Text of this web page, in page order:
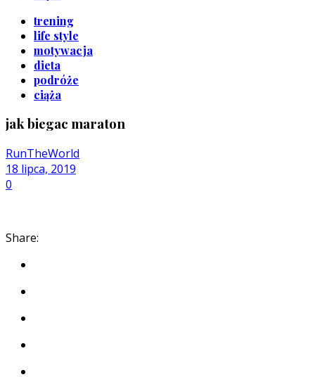
trening
life style
motywacja
dieta
podróże
ciąża
jak biegac maraton
RunTheWorld
18 lipca, 2019
0
Share: